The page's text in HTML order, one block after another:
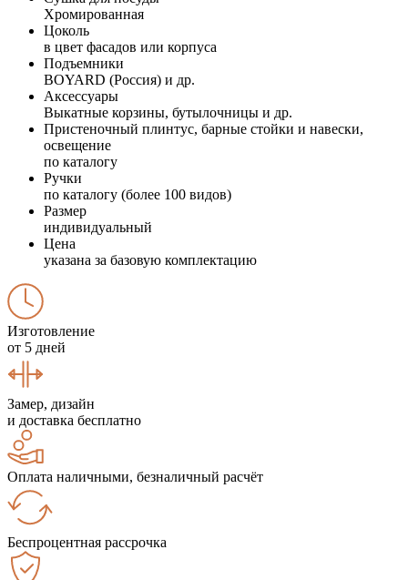
Хромированная
Цоколь
в цвет фасадов или корпуса
Подъемники
BOYARD (Россия) и др.
Аксессуары
Выкатные корзины, бутылочницы и др.
Пристеночный плинтус, барные стойки и навески,
освещение
по каталогу
Ручки
по каталогу (более 100 видов)
Размер
индивидуальный
Цена
указана за базовую комплектацию
Изготовление
от 5 дней
Замер, дизайн
и доставка бесплатно
Оплата наличными, безналичный расчёт
Беспроцентная рассрочка